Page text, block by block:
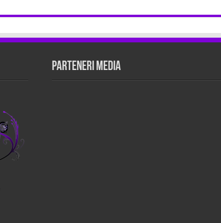
Parteneri Media